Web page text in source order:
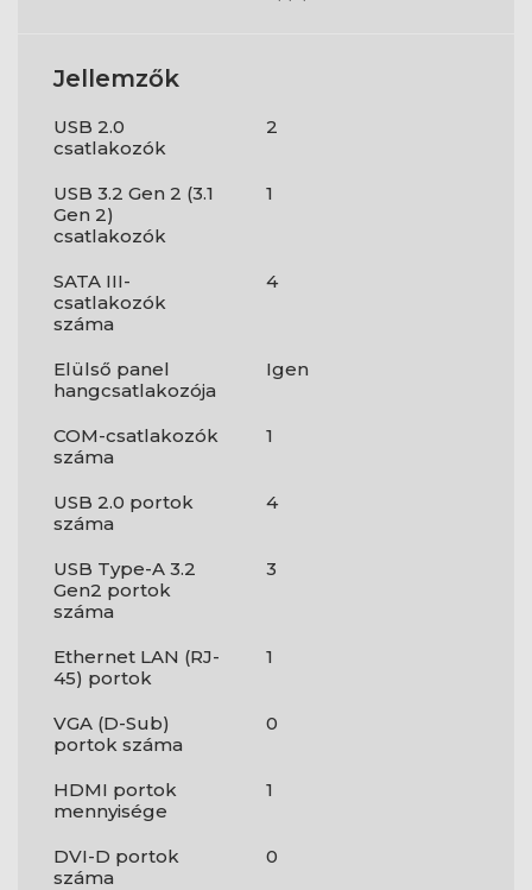
Jellemzők
USB 2.0
csatlakozók
2
USB 3.2 Gen 2 (3.1
Gen 2)
csatlakozók
1
SATA III-
csatlakozók
száma
4
Elülső panel
hangcsatlakozója
Igen
COM-csatlakozók
száma
1
USB 2.0 portok
száma
4
USB Type-A 3.2
Gen2 portok
száma
3
Ethernet LAN (RJ-
45) portok
1
VGA (D-Sub)
portok száma
0
HDMI portok
mennyisége
1
DVI-D portok
száma
0